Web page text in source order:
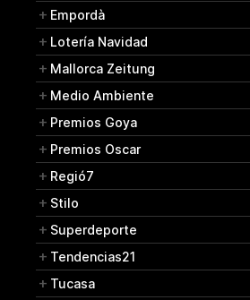
Empordà
Lotería Navidad
Mallorca Zeitung
Medio Ambiente
Premios Goya
Premios Oscar
Regió7
Stilo
Superdeporte
Tendencias21
Tucasa